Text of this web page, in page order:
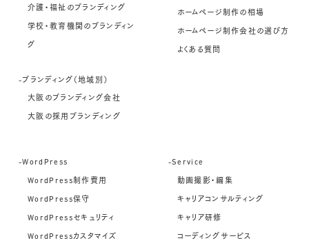
介護・福祉のブランディング
学校・教育機関のブランディン
グ
-ブランディング（地域別）
大阪のブランディング会社
大阪の採用ブランディング
ホームページ制作の相場
ホームページ制作会社の選び方
よくある質問
-WordPress
WordPress制作費用
WordPress保守
WordPressセキュリティ
WordPressカスタマイズ
-Service
動画撮影・編集
キャリアコンサルティング
キャリア研修
コーディングサービス